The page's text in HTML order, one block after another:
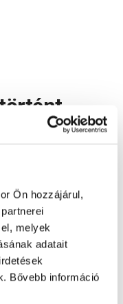
Ön hozzájárul,
melyek
adatait
Bővebb információ